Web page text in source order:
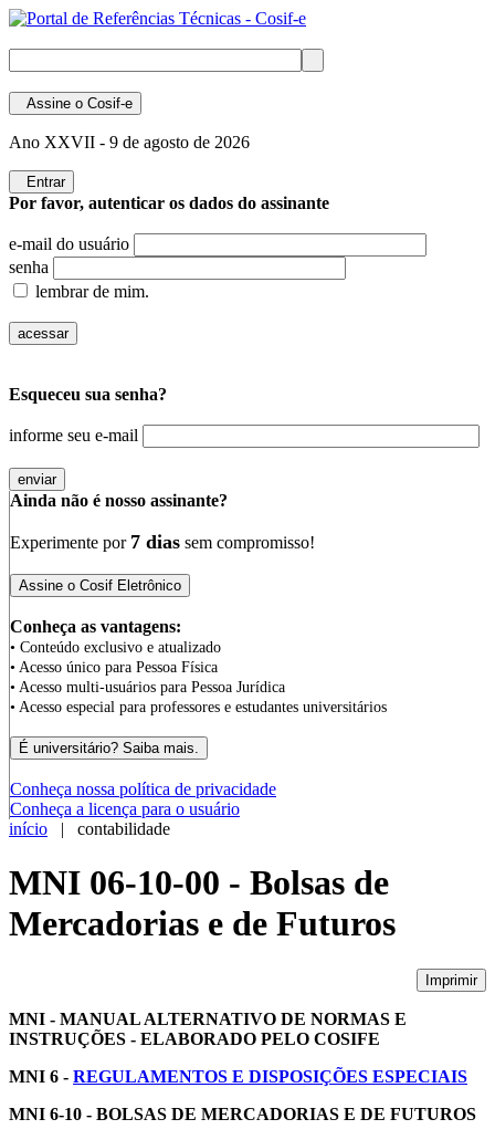
Assine o Cosif-e
Ano XXVII - 9 de agosto de 2026
Entrar
Por favor, autenticar os dados do assinante
e-mail do usuário
senha
lembrar de mim.
Esqueceu sua senha?
informe seu e-mail
Ainda não é nosso assinante?
Experimente por 7 dias sem compromisso!
Conheça as vantagens:
• Conteúdo exclusivo e atualizado
• Acesso único para Pessoa Física
• Acesso multi-usuários para Pessoa Jurídica
• Acesso especial para professores e estudantes universitários
Conheça nossa política de privacidade
Conheça a licença para o usuário
início | contabilidade
MNI 06-10-00 - Bolsas de
Mercadorias e de Futuros
Imprimir
MNI - MANUAL ALTERNATIVO DE NORMAS E
INSTRUÇÕES - ELABORADO PELO COSIFE
MNI 6 - REGULAMENTOS E DISPOSIÇÕES ESPECIAIS
MNI 6-10 - BOLSAS DE MERCADORIAS E DE FUTUROS